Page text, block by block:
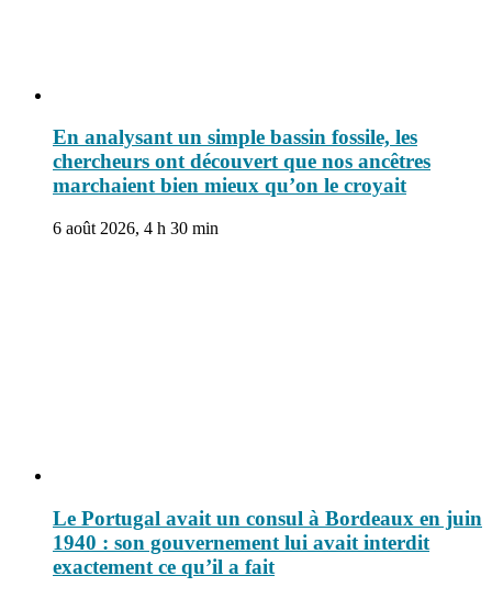
En analysant un simple bassin fossile, les
chercheurs ont découvert que nos ancêtres
marchaient bien mieux qu’on le croyait
6 août 2026, 4 h 30 min
Le Portugal avait un consul à Bordeaux en juin
1940 : son gouvernement lui avait interdit
exactement ce qu’il a fait